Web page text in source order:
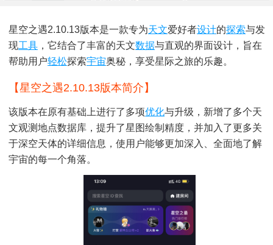
星空之遇2.10.13版本是一款专为天文爱好者设计的探索与发
现工具 ，它结合了丰富的天文数据与直观的界面设计，旨在
帮助用户轻松探索宇宙奥秘，享受星际之旅的乐趣。
【星空之遇2.10.13版本简介】
该版本在原有基础上进行了多项优化与升级，新增了多个天
文观测地点数据库，提升了星图绘制精度，并加入了更多关
于深空天体的详细信息，使用户能够更加深入、全面地了解
宇宙的每一个角落。